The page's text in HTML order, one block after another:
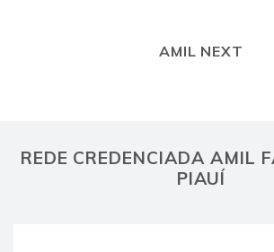
AMIL NEXT
REDE CREDENCIADA AMIL
PIAUÍ